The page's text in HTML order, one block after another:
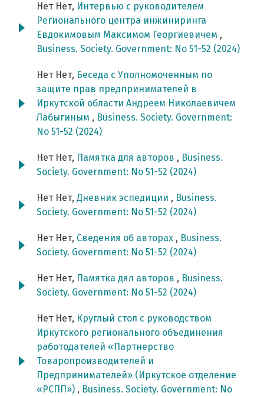
Нет Нет, Интервью с руководителем
Регионального центра инжиниринга
Евдокимовым Максимом Георгиевичем ,
Business. Society. Government: No 51-52 (2024)
Нет Нет, Беседа с Уполномоченным по
защите прав предпринимателей в
Иркутской области Андреем Николаевичем
Лабыгиным , Business. Society. Government:
No 51-52 (2024)
Нет Нет, Памятка для авторов , Business.
Society. Government: No 51-52 (2024)
Нет Нет, Дневник эспедиции , Business.
Society. Government: No 51-52 (2024)
Нет Нет, Сведения об авторах , Business.
Society. Government: No 51-52 (2024)
Нет Нет, Памятка дял авторов , Business.
Society. Government: No 51-52 (2024)
Нет Нет, Круглый стол с руководством
Иркутского регионального объединения
работодателей «Партнерство
Товаропроизводителей и
Предпринимателей» (Иркутское отделение
«РСПП») , Business. Society. Government: No